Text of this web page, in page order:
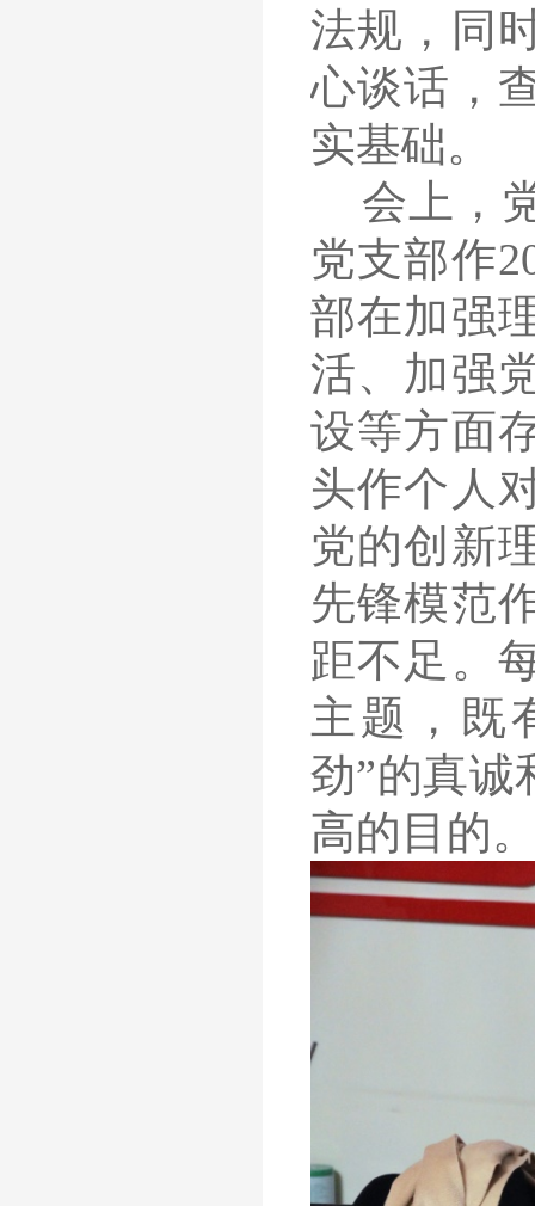
法规，同
心谈话，
实基础。
会上，
党支部作
部在加强
活、加强
设等方面
头作个人
党的创新
先锋模范
距不足。
主题，既
劲”的真诚
高的目的